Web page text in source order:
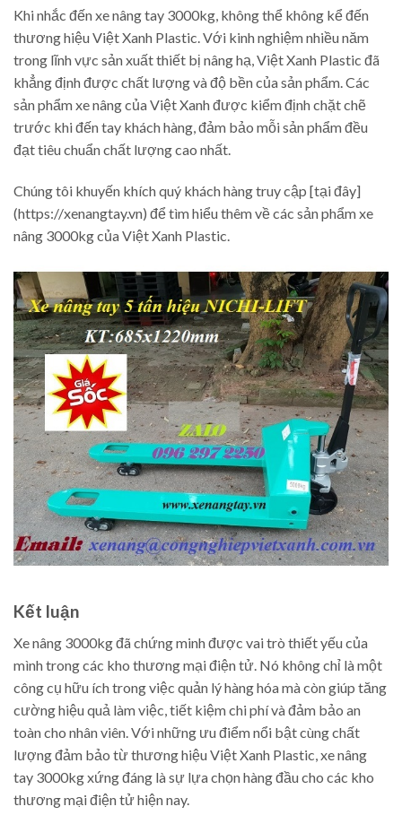
Khi nhắc đến xe nâng tay 3000kg, không thể không kể đến
thương hiệu Việt Xanh Plastic. Với kinh nghiệm nhiều năm
trong lĩnh vực sản xuất thiết bị nâng hạ, Việt Xanh Plastic đã
khẳng định được chất lượng và độ bền của sản phẩm. Các
sản phẩm xe nâng của Việt Xanh được kiểm định chặt chẽ
trước khi đến tay khách hàng, đảm bảo mỗi sản phẩm đều
đạt tiêu chuẩn chất lượng cao nhất.
Chúng tôi khuyến khích quý khách hàng truy cập [tại đây]
(https://xenangtay.vn) để tìm hiểu thêm về các sản phẩm xe
nâng 3000kg của Việt Xanh Plastic.
Kết luận
Xe nâng 3000kg đã chứng minh được vai trò thiết yếu của
mình trong các kho thương mại điện tử. Nó không chỉ là một
công cụ hữu ích trong việc quản lý hàng hóa mà còn giúp tăng
cường hiệu quả làm việc, tiết kiệm chi phí và đảm bảo an
toàn cho nhân viên. Với những ưu điểm nổi bật cùng chất
lượng đảm bảo từ thương hiệu Việt Xanh Plastic, xe nâng
tay 3000kg xứng đáng là sự lựa chọn hàng đầu cho các kho
thương mại điện tử hiện nay.